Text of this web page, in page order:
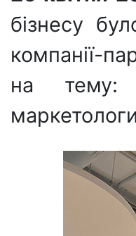
бізнесу
компанії-
на тему: